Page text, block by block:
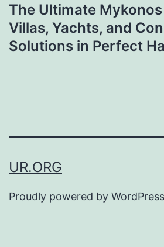
The Ultimate
Villas, Yachts, and
Solutions in Perfect
UR.ORG
Proudly powered by WordPress